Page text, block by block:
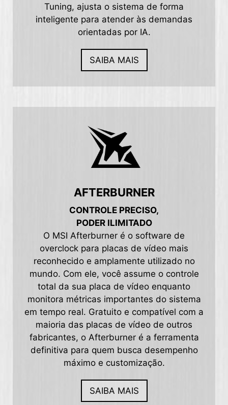
Tuning, ajusta o sistema de forma
inteligente para atender às demandas
orientadas por IA.
SAIBA MAIS
AFTERBURNER
CONTROLE PRECISO,
PODER ILIMITADO
O MSI Afterburner é o software de
overclock para placas de vídeo mais
reconhecido e amplamente utilizado no
mundo. Com ele, você assume o controle
total da sua placa de vídeo enquanto
monitora métricas importantes do sistema
em tempo real. Gratuito e compatível com a
maioria das placas de vídeo de outros
fabricantes, o Afterburner é a ferramenta
definitiva para quem busca desempenho
máximo e customização.
SAIBA MAIS